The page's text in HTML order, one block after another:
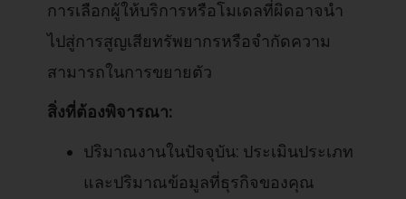
การเลือกผู้ให้บริการหรือโมเดลที่ผิดอาจนำ
ไปสู่การสูญเสียทรัพยากรหรือจำกัดความ
สามารถในการขยายตัว
สิ่งที่ต้องพิจารณา:
ปริมาณงานในปัจจุบัน: ประเมินประเภท
และปริมาณข้อมูลที่ธุรกิจของคุณ